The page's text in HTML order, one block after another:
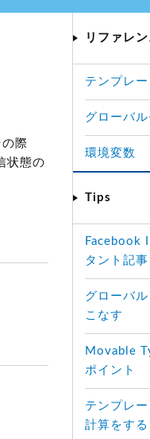
際
状態の
リファレン
テンプレ
グローバ
環境変数
Tips
Facebook
タント記
グローバ
こなす
Movable
ポイント
テンプレ
計算をする